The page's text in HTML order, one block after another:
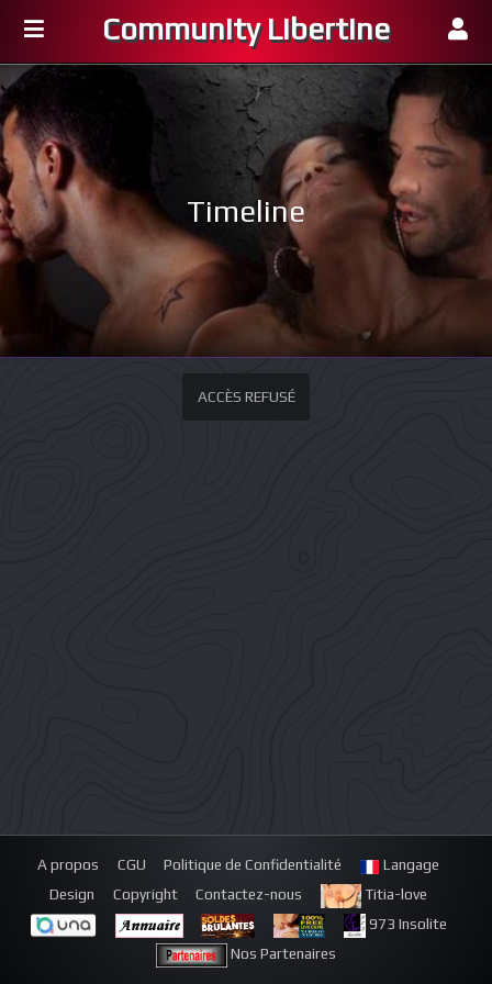
Community Libertine
Timeline
ACCÈS REFUSÉ
A propos CGU Politique de Confidentialité
Langage
Design
Copyright Contactez-nous
Titia-love
973 Insolite
Nos Partenaires